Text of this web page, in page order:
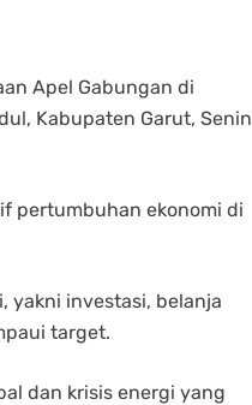
Apel Gabungan di
Kabupaten Garut, Senin
pertumbuhan ekonomi di
yakni investasi, belanja
target.
dan krisis energi yang